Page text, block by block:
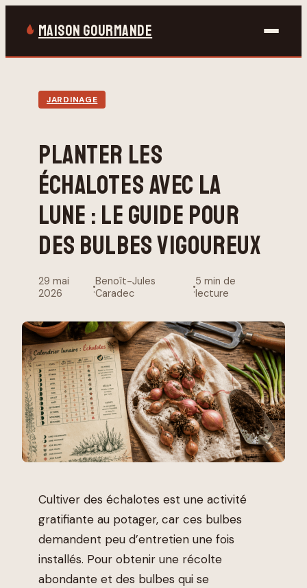
MAISON GOURMANDE
Bricolage
Jardinage
Maison & Déco
JARDINAGE
PLANTER LES
ÉCHALOTES AVEC LA
LUNE : LE GUIDE POUR
DES BULBES VIGOUREUX
29 mai
2026
·
Benoît-Jules
Caradec
·
5 min de
lecture
Cultiver des échalotes est une activité
gratifiante au potager, car ces bulbes
demandent peu d’entretien une fois
installés. Pour obtenir une récolte
abondante et des bulbes qui se